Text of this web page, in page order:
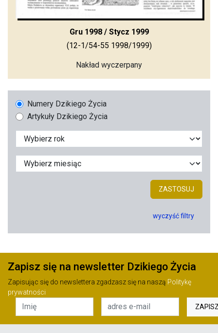
Gru 1998 / Stycz 1999
(12-1/54-55 1998/1999)
Nakład wyczerpany
Numery Dzikiego Życia
Artykuły Dzikiego Życia
ZASTOSUJ
wyczyść filtry
Zapisz się na newsletter Dzikiego Życia
Zapisując się do newslettera zgadzasz się na naszą Politykę
prywatności